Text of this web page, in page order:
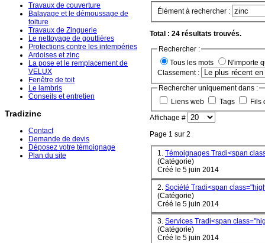
Travaux de couverture
Balayage et le démoussage de
toiture
Travaux de Zinguerie
Le nettoyage de gouttières
Protections contre les intempéries
Ardoises et zinc
La pose et le remplacement de
VELUX
Fenêtre de toit
Le lambris
Conseils et entretien
Tradizinc
Contact
Demande de devis
Déposez votre témoignage
Plan du site
Élément à rechercher :
Total : 24 résultats trouvés.
Rechercher :
Tous les mots
N'importe
Classement :
Rechercher uniquement dans :
Liens web
Tags
Fils
Affichage #
Page 1 sur 2
1. Témoignages Tradi<span
(Catégorie)
Créé le 5 juin 2014
2. Société Tradi<span
(Catégorie)
Créé le 5 juin 2014
3. Services Tradi<span
(Catégorie)
Créé le 5 juin 2014